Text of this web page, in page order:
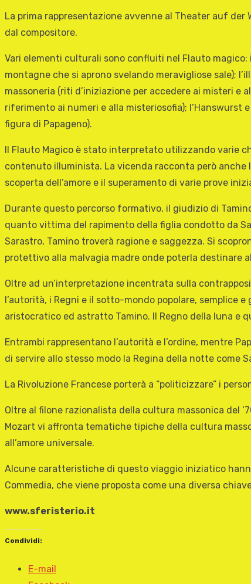
La prima rappresentazione avvenne al Theater auf der
dal compositore.
Vari elementi culturali sono confluiti nel Flauto
montagne che si aprono svelando meravigliose sale);
massoneria (riti d’iniziazione per accedere ai misteri e
riferimento ai numeri e alla misteriosofia); l’Hanswurst
figura di Papageno).
Il Flauto Magico è stato interpretato utilizzando varie
contenuto illuminista. La vicenda racconta però anche
scoperta dell’amore e il superamento di varie prove
Durante questo percorso formativo, il giudizio di
quanto vittima del rapimento della figlia condotto da
Sarastro, Tamino troverà ragione e saggezza. Si
protettivo alla malvagia madre onde poterla destinare
Oltre ad un’interpretazione incentrata sulla
l’autorità, i Regni e il sotto-mondo popolare, semplice
aristocratico ed astratto Tamino. Il Regno della luna e
Entrambi rappresentano l’autorità e l’ordine, mentre
di servire allo stesso modo la Regina della notte come
La Rivoluzione Francese porterà a “politicizzare” i
Oltre al filone razionalista della cultura massonica del
Mozart vi affronta tematiche tipiche della cultura
all’amore universale.
Alcune caratteristiche di questo viaggio iniziatico
Commedia, che viene proposta come una diversa
www.sferisterio.it
Condividi:
E-mail